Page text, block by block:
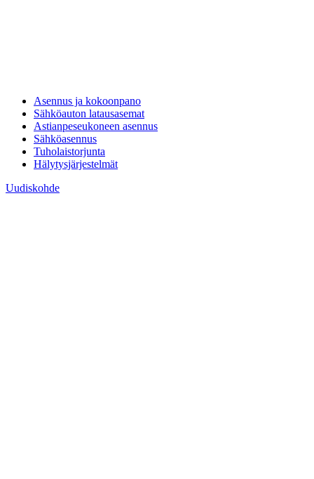
Asennus ja kokoonpano
Sähköauton latausasemat
Astianpeseukoneen asennus
Sähköasennus
Tuholaistorjunta
Hälytysjärjestelmät
Uudiskohde